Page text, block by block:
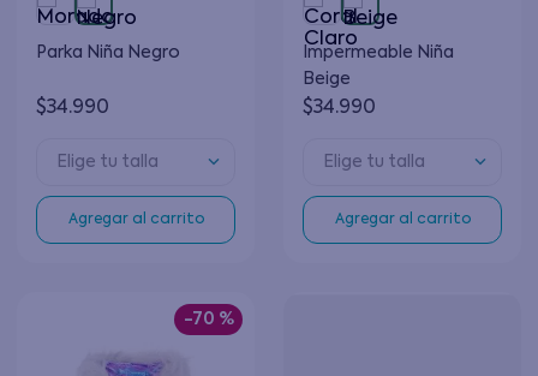
Parka Niña Negro
$34.990
Elige tu talla
Agregar al carrito
Impermeable Niña
Beige
$34.990
Elige tu talla
Agregar al carrito
-70 %